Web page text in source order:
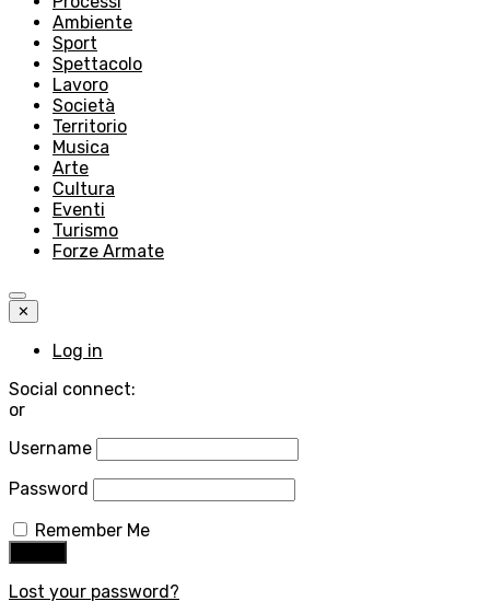
Ambiente
Sport
Spettacolo
Lavoro
Società
Territorio
Musica
Arte
Cultura
Eventi
Turismo
Forze Armate
✕
Log in
Social connect:
or
Username
Password
Remember Me
Lost your password?